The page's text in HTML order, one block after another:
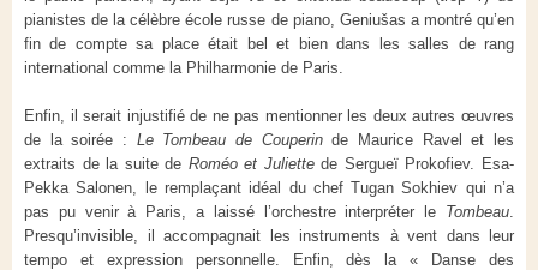
pianistes de la célèbre école russe de piano, Geniušas a montré qu’en
fin de compte sa place était bel et bien dans les salles de rang
international comme la Philharmonie de Paris.
Enfin, il serait injustifié de ne pas mentionner les deux autres œuvres
de la soirée : Le Tombeau de Couperinde Maurice Ravel et les
extraits de la suite de Roméo et Juliettede Sergueï Prokofiev. Esa-
Pekka Salonen, le remplaçant idéal du chef Tugan Sokhiev qui n’a
pas pu venir à Paris, a laissé l’orchestre interpréter le Tombeau.
Presqu’invisible, il accompagnait les instruments à vent dans leur
tempo et expression personnelle. Enfin, dès la « Danse des